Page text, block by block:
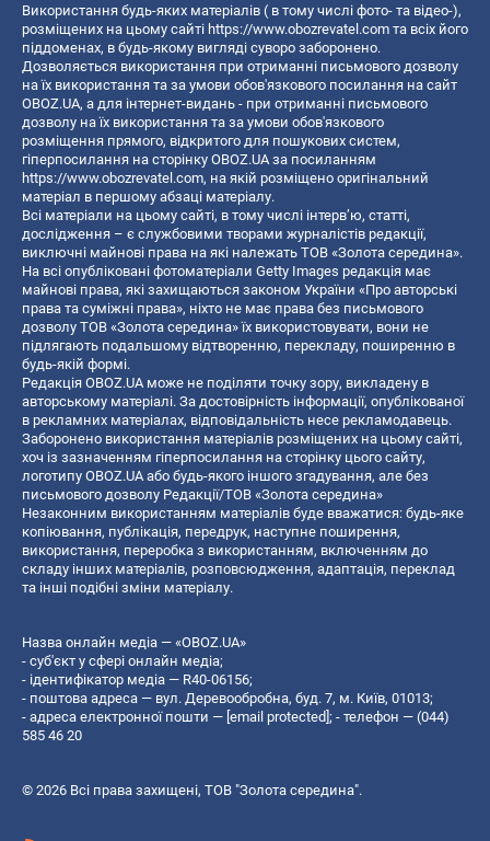
Використання будь-яких матеріалів ( в тому числі фото- та відео-),
розміщених на цьому сайті https://www.obozrevatel.com та всіх його
піддоменах, в будь-якому вигляді суворо заборонено.
Дозволяється використання при отриманні письмового дозволу
на їх використання та за умови обов'язкового посилання на сайт
OBOZ.UA, а для інтернет-видань - при отриманні письмового
дозволу на їх використання та за умови обов'язкового
розміщення прямого, відкритого для пошукових систем,
гіперпосилання на сторінку OBOZ.UA за посиланням
https://www.obozrevatel.com, на якій розміщено оригінальний
матеріал в першому абзаці матеріалу.
Всі матеріали на цьому сайті, в тому числі інтерв’ю, статті,
дослідження – є службовими творами журналістів редакції,
виключні майнові права на які належать ТОВ «Золота середина».
На всі опубліковані фотоматеріали Getty Images редакція має
майнові права, які захищаються законом України «Про авторські
права та суміжні права», ніхто не має права без письмового
дозволу ТОВ «Золота середина» їх використовувати, вони не
підлягають подальшому відтворенню, перекладу, поширенню в
будь-якій формі.
Редакція OBOZ.UA може не поділяти точку зору, викладену в
авторському матеріалі. За достовірність інформації, опублікованої
в рекламних матеріалах, відповідальність несе рекламодавець.
Заборонено використання матеріалів розміщених на цьому сайті,
хоч із зазначенням гіперпосилання на сторінку цього сайту,
логотипу OBOZ.UA або будь-якого іншого згадування, але без
письмового дозволу Редакції/ТОВ «Золота середина»
Незаконним використанням матеріалів буде вважатися: будь-яке
копiювання, публiкацiя, передрук, наступне поширення,
використання, переробка з використанням, включенням до
складу інших матеріалів, розповсюдження, адаптація, переклад
та інші подібні зміни матеріалу.
Назва онлайн медіа — «OBOZ.UA»
- суб'єкт у сфері онлайн медіа;
- ідентифікатор медіа — R40-06156;
- поштова адреса — вул. Деревообробна, буд. 7, м. Київ, 01013;
- адреса електронної пошти — [email protected]; - телефон — (044)
585 46 20
© 2026 Всі права захищені, ТОВ "Золота середина".